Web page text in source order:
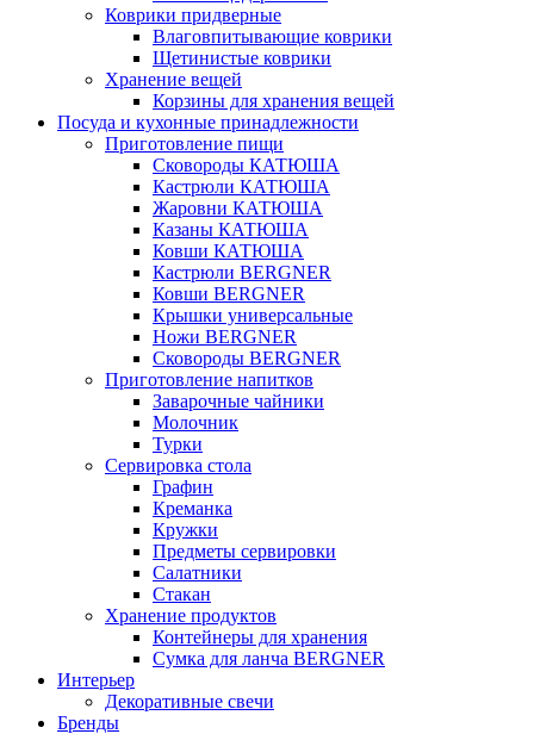
Коврики придверные
Влаговпитывающие коврики
Щетинистые коврики
Хранение вещей
Корзины для хранения вещей
Посуда и кухонные принадлежности
Приготовление пищи
Сковороды КАТЮША
Кастрюли КАТЮША
Жаровни КАТЮША
Казаны КАТЮША
Ковши КАТЮША
Кастрюли BERGNER
Ковши BERGNER
Крышки универсальные
Ножи BERGNER
Сковороды BERGNER
Приготовление напитков
Заварочные чайники
Молочник
Турки
Сервировка стола
Графин
Креманка
Кружки
Предметы сервировки
Салатники
Стакан
Хранение продуктов
Контейнеры для хранения
Сумка для ланча BERGNER
Интерьер
Декоративные свечи
Бренды